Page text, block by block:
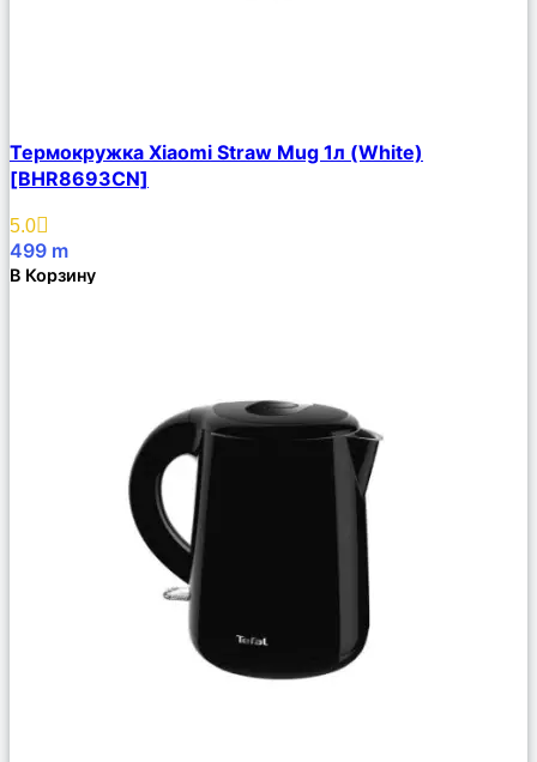
Описание
Избранное
Термокружка Xiaomi Straw Mug 1л (White)
[BHR8693CN]
5.0
499 m
В Корзину